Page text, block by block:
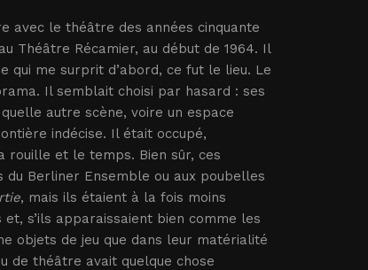
avec le théâtre des années cinquante
Théâtre Récamier, au début de 1964. Il
qui me surprit d’abord, ce fut le lieu. Le
Il semblait choisi par hasard : ses
autre scène, voire un espace
indécise. Il était occupé,
et le temps. Bien sûr, ces
Berliner Ensemble ou aux poubelles
, mais ils étaient à la fois moins
s’ils apparaissaient bien comme les
objets de jeu que dans leur matérialité
de théâtre avait quelque chose